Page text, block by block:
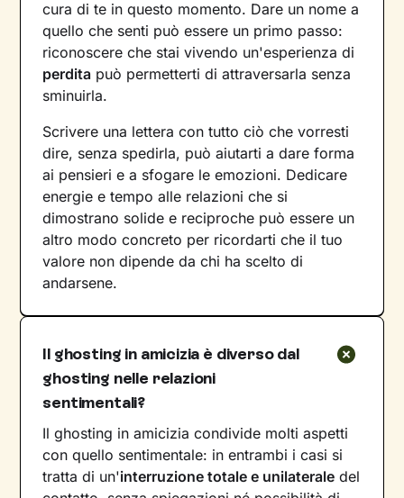
cura di te in questo momento. Dare un nome a
quello che senti può essere un primo passo:
riconoscere che stai vivendo un'esperienza di
perdita può permetterti di attraversarla senza
sminuirla.
Scrivere una lettera con tutto ciò che vorresti
dire, senza spedirla, può aiutarti a dare forma
ai pensieri e a sfogare le emozioni. Dedicare
energie e tempo alle relazioni che si
dimostrano solide e reciproche può essere un
altro modo concreto per ricordarti che il tuo
valore non dipende da chi ha scelto di
andarsene.
Il ghosting in amicizia è diverso dal
ghosting nelle relazioni
sentimentali?
Il ghosting in amicizia condivide molti aspetti
con quello sentimentale: in entrambi i casi si
tratta di un'interruzione totale e unilaterale del